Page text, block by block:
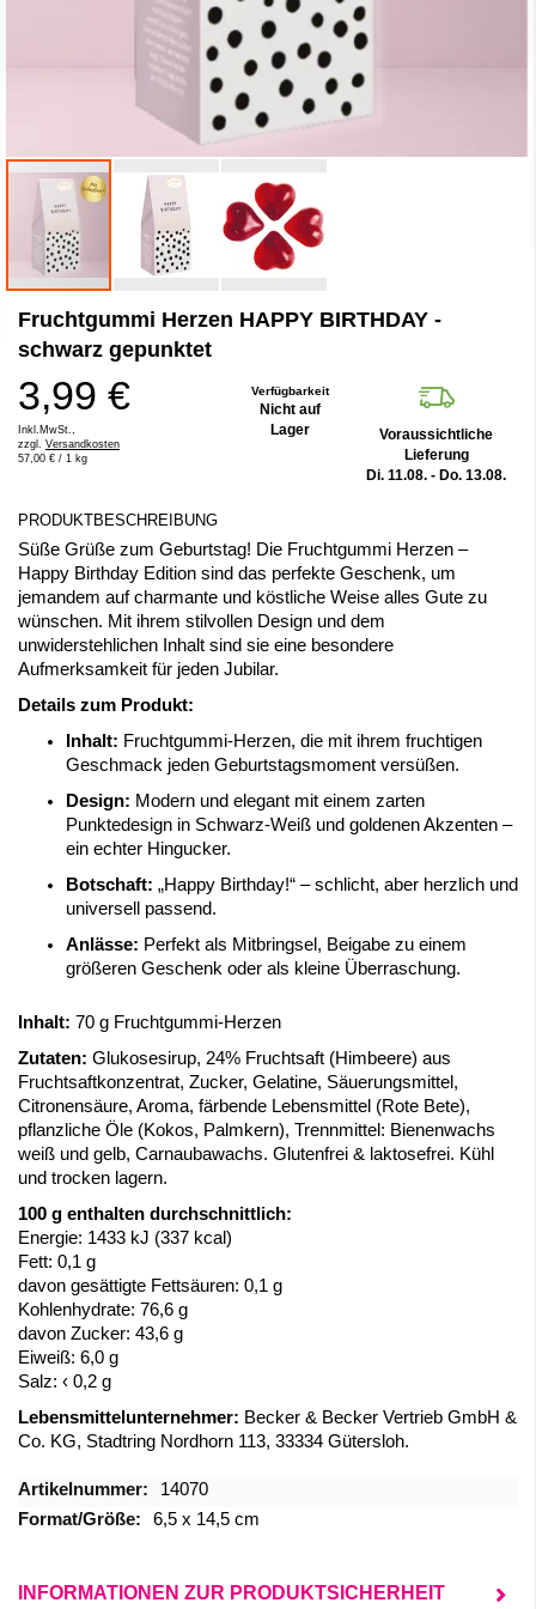
Anfang
der
springen
Fruchtgummi Herzen HAPPY BIRTHDAY -
schwarz gepunktet
3,99 €
Inkl.MwSt.,
zzgl. Versandkosten
57,00 € / 1 kg
Verfügbarkeit
Nicht auf
Lager
Voraussichtliche
Lieferung
Di. 11.08. - Do. 13.08.
PRODUKTBESCHREIBUNG
Süße Grüße zum Geburtstag! Die Fruchtgummi Herzen –
Happy Birthday Edition sind das perfekte Geschenk, um
jemandem auf charmante und köstliche Weise alles Gute zu
wünschen. Mit ihrem stilvollen Design und dem
unwiderstehlichen Inhalt sind sie eine besondere
Aufmerksamkeit für jeden Jubilar.
Details zum Produkt:
Inhalt: Fruchtgummi-Herzen, die mit ihrem fruchtigen
Geschmack jeden Geburtstagsmoment versüßen.
Design: Modern und elegant mit einem zarten
Punktedesign in Schwarz-Weiß und goldenen Akzenten –
ein echter Hingucker.
Botschaft: „Happy Birthday!“ – schlicht, aber herzlich und
universell passend.
Anlässe: Perfekt als Mitbringsel, Beigabe zu einem
größeren Geschenk oder als kleine Überraschung.
Inhalt: 70 g Fruchtgummi-Herzen
Zutaten: Glukosesirup, 24% Fruchtsaft (Himbeere) aus
Fruchtsaftkonzentrat, Zucker, Gelatine, Säuerungsmittel,
Citronensäure, Aroma, färbende Lebensmittel (Rote Bete),
pflanzliche Öle (Kokos, Palmkern), Trennmittel: Bienenwachs
weiß und gelb, Carnaubawachs. Glutenfrei & laktosefrei. Kühl
und trocken lagern.
100 g enthalten durchschnittlich:
Energie: 1433 kJ (337 kcal)
Fett: 0,1 g
davon gesättigte Fettsäuren: 0,1 g
Kohlenhydrate: 76,6 g
davon Zucker: 43,6 g
Eiweiß: 6,0 g
Salz: ‹ 0,2 g
Lebensmittelunternehmer: Becker & Becker Vertrieb GmbH &
Co. KG, Stadtring Nordhorn 113, 33334 Gütersloh.
Mehr
Informationen
14070
6,5 x 14,5 cm
INFORMATIONEN ZUR PRODUKTSICHERHEIT